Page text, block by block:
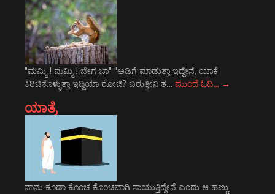
"ಮಮ್ಮಿ ! ಮಮ್ಮಿ ! ಬೇಗ ಬಾ" "ಅಡಿಗೆ ಮಾಡುತ್ತಾ ಇದ್ದೇನೆ, ಯಾಕೆ
ಕಿರಿಚಿಕೊಳ್ಳುತ್ತಾ ಇದ್ದಿಯಾ ರೋಜಿ? ಬರುತ್ತೀನಿ ತ… ಮುಂದೆ ಓದಿ… →
ಯಾತ್ರೆ
ನಾನು ಕೂಡಾ ಕೊಂಚ ಕೊಂಚವಾಗಿ ಸಾಯುತ್ತಿದ್ದೇನೆ ಎಂದು ಆ ಹಣ್ಣು